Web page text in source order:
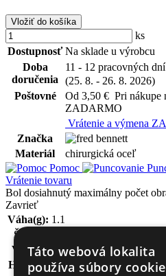
Vložiť do košíka
ks
Dostupnosť Na sklade u výrobcu
Doba
doručenia
11 - 12 pracovných dní
(25. 8. - 26. 8. 2026)
Poštovné
Od 3,50 € Pri nákupe
ZADARMO
Vrátenie a výmena
Značka
Materiál
chirurgická oceľ
Pomoc
Vrátenie tovaru
Bol dosiahnutý maximálny počet
Zavrieť
Váha(g): 1.1
Šírka:
Výška: 12mm
Hrúbka: 1.5mm
Táto webová lokalita
používa súbory